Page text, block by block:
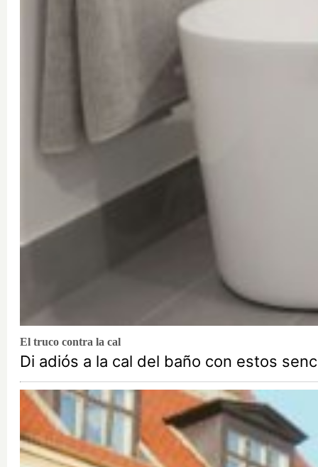
El truco contra la cal
Di adiós a la cal del baño con estos